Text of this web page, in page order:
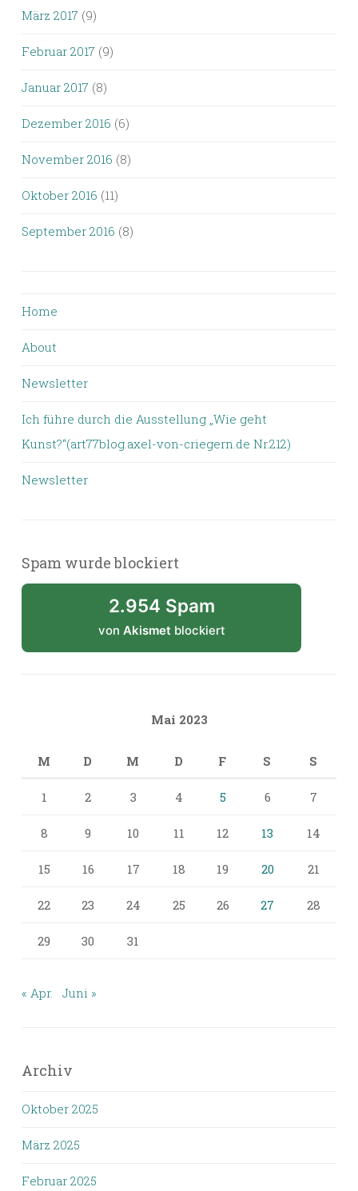
März 2017 (9)
Februar 2017 (9)
Januar 2017 (8)
Dezember 2016 (6)
November 2016 (8)
Oktober 2016 (11)
September 2016 (8)
Home
About
Newsletter
Ich führe durch die Ausstellung „Wie geht
Kunst?“(art77blog.axel-von-criegern.de Nr.212)
Newsletter
Spam wurde blockiert
2.954 Spam
von Akismet blockiert
Mai 2023
M D M D F S S
1 2 3 4 5 6 7
8 9 10 11 12 13 14
15 16 17 18 19 20 21
22 23 24 25 26 27 28
29 30 31
« Apr. Juni »
Archiv
Oktober 2025
März 2025
Februar 2025